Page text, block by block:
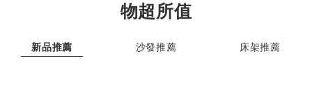
物超所值
新品推薦 沙發推薦 床架推薦